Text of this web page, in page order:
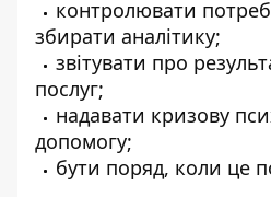
контролювати
збирати аналітику;
звітувати про
послуг;
надавати кризову
допомогу;
бути поряд, коли це